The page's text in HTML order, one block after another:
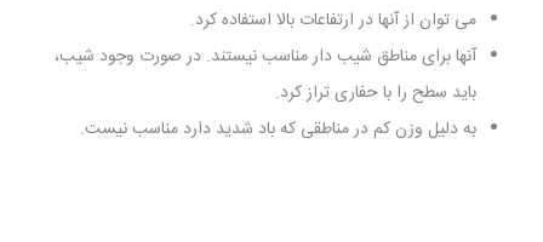
می توان از آنها در ارتفاعات بالا استفاده کرد.
آنها برای مناطق شیب دار مناسب نیستند. در صورت وجود شیب،
باید سطح را با حفاری تراز کرد.
به دلیل وزن کم در مناطقی که باد شدید دارد مناسب نیست.